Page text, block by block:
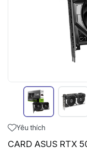
Yêu thích
CARD ASUS RTX